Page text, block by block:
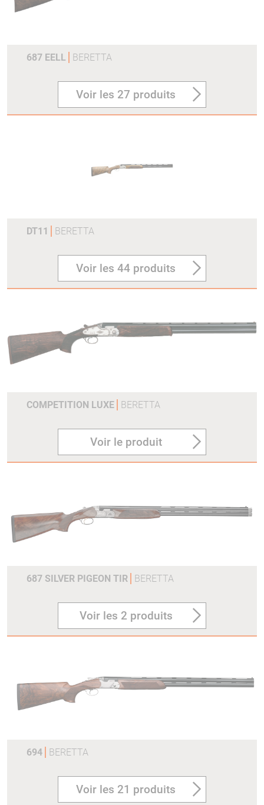
687 EELL BERETTA
Voir les 27 produits
DT11 BERETTA
Voir les 44 produits
COMPETITION LUXE BERETTA
Voir le produit
687 SILVER PIGEON TIR BERETTA
Voir les 2 produits
694 BERETTA
Voir les 21 produits